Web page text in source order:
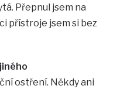
Přepnul jsem na
přístroje jsem si bez
ostření. Někdy ani